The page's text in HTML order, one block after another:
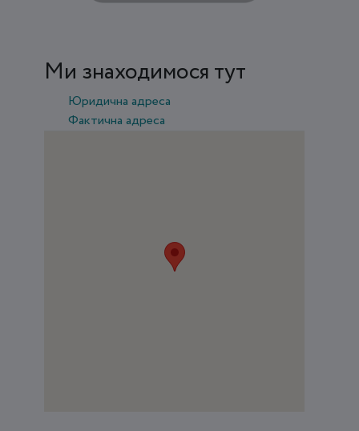
Ми знаходимося тут
Юридична адреса
Фактична адреса